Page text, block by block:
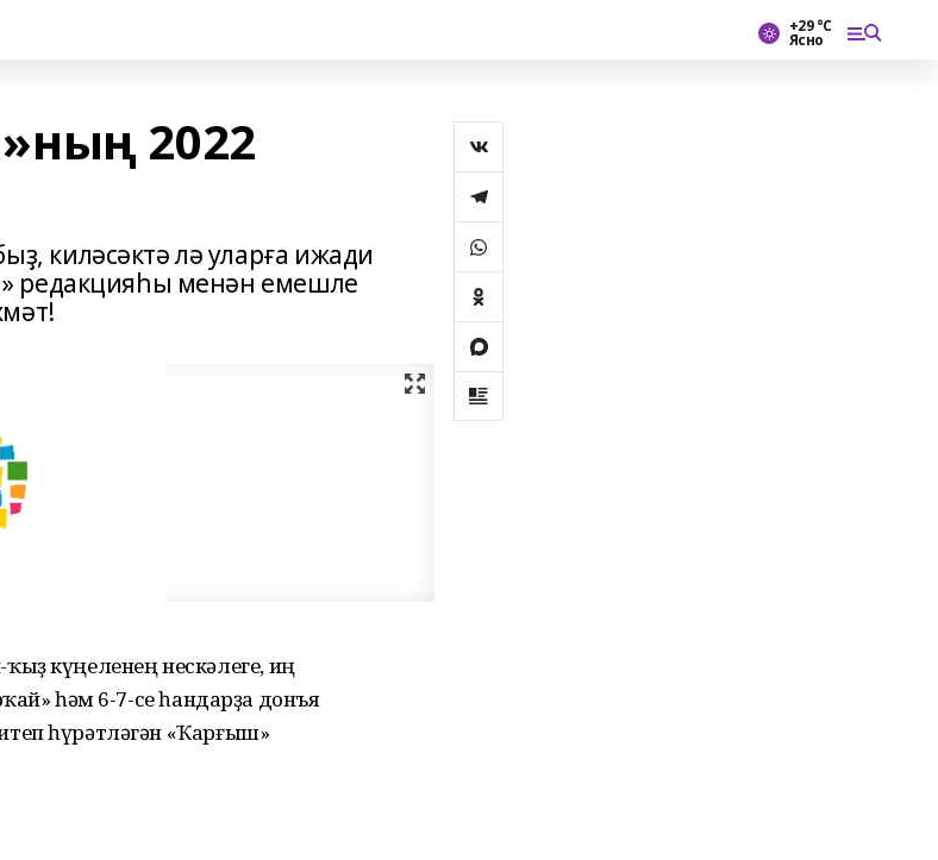
+29 °С
Ясно
2022
киләсәктә лә уларға ижади
редакцияһы менән емешле
күңеленең нескәлеге, иң
һәм 6-7-се һандарҙа донъя
һүрәтләгән «Ҡарғыш»